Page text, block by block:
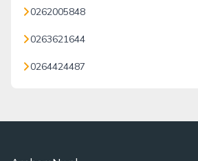
0262005848
0263621644
0264424487